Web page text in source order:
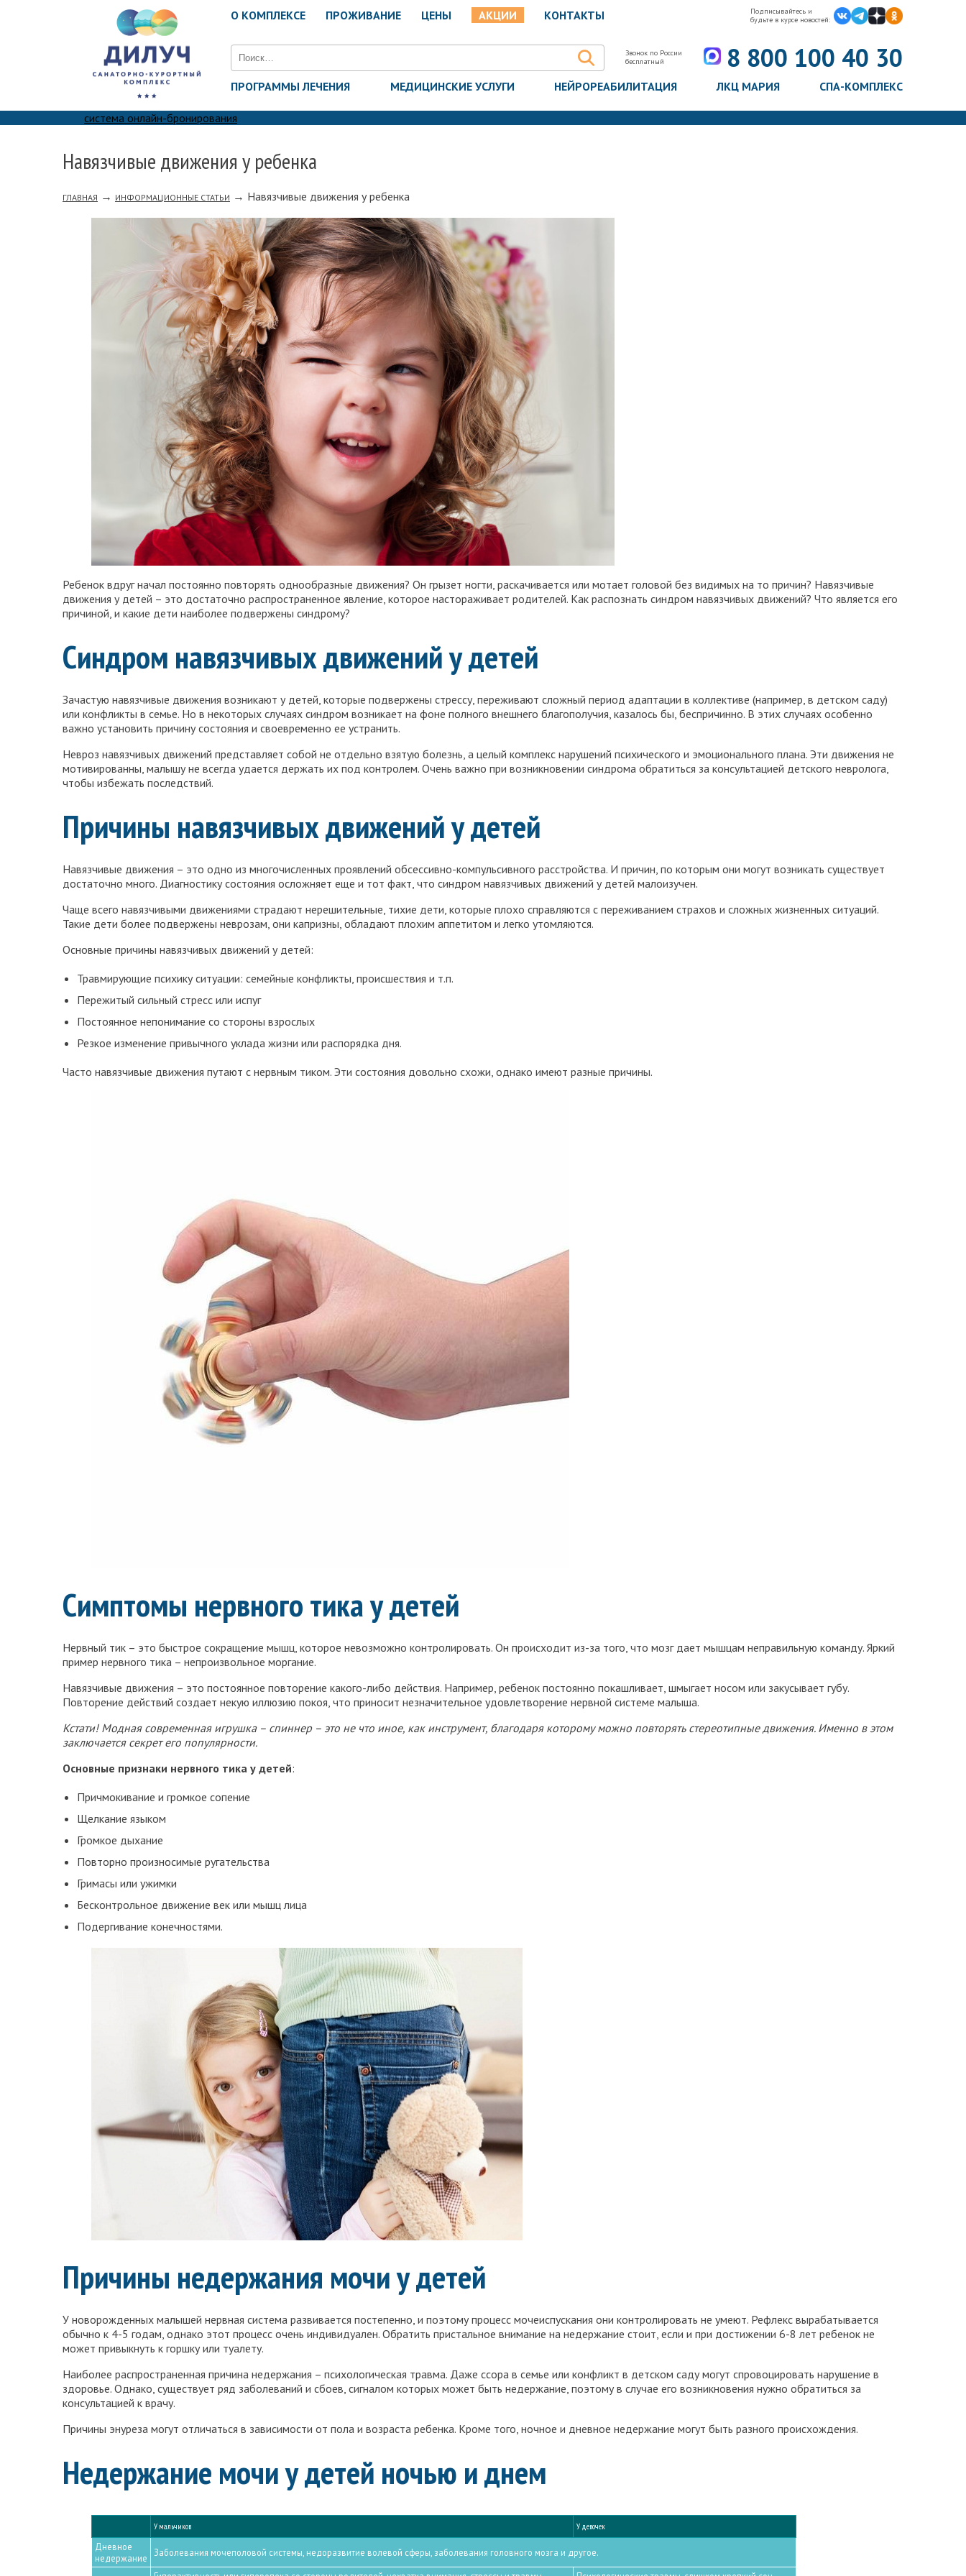
О КОМПЛЕКСЕ ПРОЖИВАНИЕ ЦЕНЫ АКЦИИ КОНТАКТЫ
Подписывайтесь и
будьте в курсе новостей:
Найти:
Звонок по России
бесплатный
8 800 100 40 30
ПРОГРАММЫ ЛЕЧЕНИЯ МЕДИЦИНСКИЕ УСЛУГИ НЕЙРОРЕАБИЛИТАЦИЯ ЛКЦ МАРИЯ СПА-КОМПЛЕКС
система онлайн-бронирования
Навязчивые движения у ребенка
ГЛАВНАЯ → ИНФОРМАЦИОННЫЕ СТАТЬИ → Навязчивые движения у ребенка
Ребенок вдруг начал постоянно повторять однообразные движения? Он грызет ногти, раскачивается или мотает головой без видимых на то причин? Навязчивые
движения у детей – это достаточно распространенное явление, которое настораживает родителей. Как распознать синдром навязчивых движений? Что является его
причиной, и какие дети наиболее подвержены синдрому?
Синдром навязчивых движений у детей
Зачастую навязчивые движения возникают у детей, которые подвержены стрессу, переживают сложный период адаптации в коллективе (например, в детском саду)
или конфликты в семье. Но в некоторых случаях синдром возникает на фоне полного внешнего благополучия, казалось бы, беспричинно. В этих случаях особенно
важно установить причину состояния и своевременно ее устранить.
Невроз навязчивых движений представляет собой не отдельно взятую болезнь, а целый комплекс нарушений психического и эмоционального плана. Эти движения не
мотивированны, малышу не всегда удается держать их под контролем. Очень важно при возникновении синдрома обратиться за консультацией детского невролога,
чтобы избежать последствий.
Причины навязчивых движений у детей
Навязчивые движения – это одно из многочисленных проявлений обсессивно-компульсивного расстройства. И причин, по которым они могут возникать существует
достаточно много. Диагностику состояния осложняет еще и тот факт, что синдром навязчивых движений у детей малоизучен.
Чаще всего навязчивыми движениями страдают нерешительные, тихие дети, которые плохо справляются с переживанием страхов и сложных жизненных ситуаций.
Такие дети более подвержены неврозам, они капризны, обладают плохим аппетитом и легко утомляются.
Основные причины навязчивых движений у детей:
Травмирующие психику ситуации: семейные конфликты, происшествия и т.п.
Пережитый сильный стресс или испуг
Постоянное непонимание со стороны взрослых
Резкое изменение привычного уклада жизни или распорядка дня.
Часто навязчивые движения путают с нервным тиком. Эти состояния довольно схожи, однако имеют разные причины.
Симптомы нервного тика у детей
Нервный тик – это быстрое сокращение мышц, которое невозможно контролировать. Он происходит из-за того, что мозг дает мышцам неправильную команду. Яркий
пример нервного тика – непроизвольное моргание.
Навязчивые движения – это постоянное повторение какого-либо действия. Например, ребенок постоянно покашливает, шмыгает носом или закусывает губу.
Повторение действий создает некую иллюзию покоя, что приносит незначительное удовлетворение нервной системе малыша.
Кстати! Модная современная игрушка – спиннер – это не что иное, как инструмент, благодаря которому можно повторять стереотипные движения. Именно в этом
заключается секрет его популярности.
Основные признаки нервного тика у детей:
Причмокивание и громкое сопение
Щелкание языком
Громкое дыхание
Повторно произносимые ругательства
Гримасы или ужимки
Бесконтрольное движение век или мышц лица
Подергивание конечностями.
Причины недержания мочи у детей
У новорожденных малышей нервная система развивается постепенно, и поэтому процесс мочеиспускания они контролировать не умеют. Рефлекс вырабатывается
обычно к 4-5 годам, однако этот процесс очень индивидуален. Обратить пристальное внимание на недержание стоит, если и при достижении 6-8 лет ребенок не
может привыкнуть к горшку или туалету.
Наиболее распространенная причина недержания – психологическая травма. Даже ссора в семье или конфликт в детском саду могут спровоцировать нарушение в
здоровье. Однако, существует ряд заболеваний и сбоев, сигналом которых может быть недержание, поэтому в случае его возникновения нужно обратиться за
консультацией к врачу.
Причины энуреза могут отличаться в зависимости от пола и возраста ребенка. Кроме того, ночное и дневное недержание могут быть разного происхождения.
Недержание мочи у детей ночью и днем
У мальчиков У девочек
Дневное
недержание
Заболевания мочеполовой системы, недоразвитие волевой сферы, заболевания головного мозга и другое.